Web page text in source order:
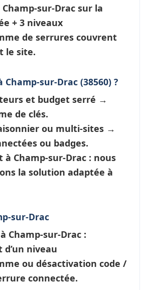
sur-Drac sur la
+ 3 niveaux
de serrures couvrent
le site.
Champ-sur-Drac (38560) ?
et budget serré →
de clés.
ou multi-sites →
ou badges.
Champ-sur-Drac : nous
la solution adaptée à
sur-Drac
Champ-sur-Drac :
niveau
ou désactivation code /
connectée.